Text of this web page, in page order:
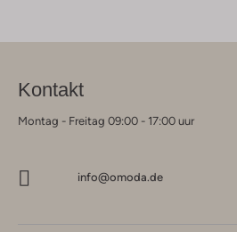
Kontakt
Montag - Freitag 09:00 - 17:00 uur
info@omoda.de